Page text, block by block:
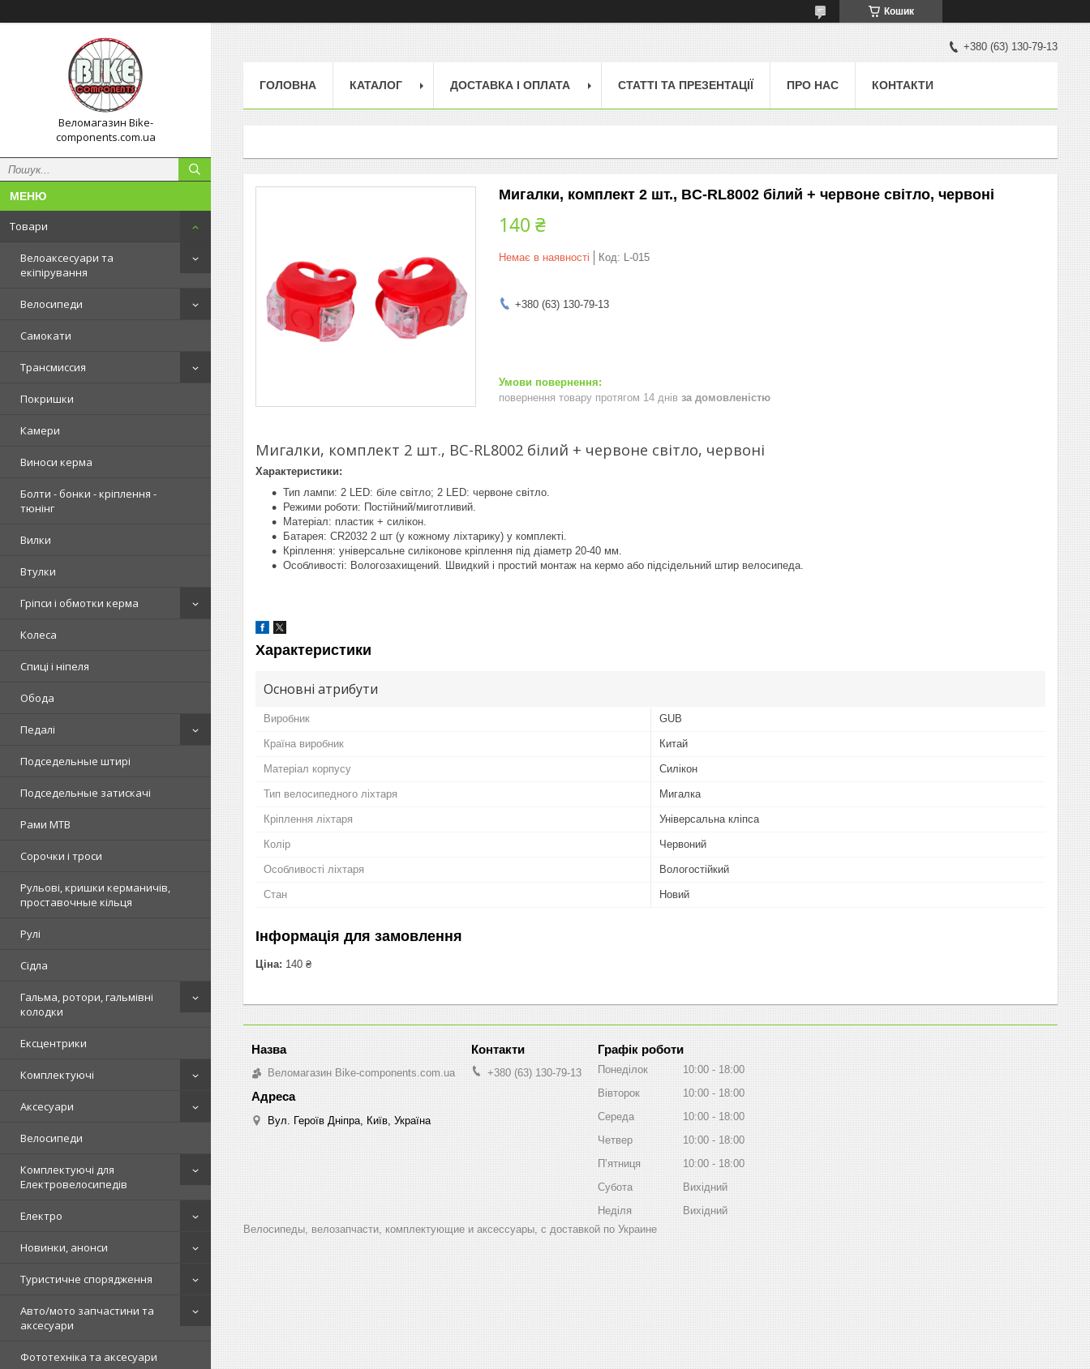
Кошик
Веломагазин Bike-
components.com.ua
Товари
Велоаксесуари та
екіпірування
Велосипеди
Самокати
Трансмиссия
Покришки
Камери
Виноси керма
Болти - бонки - кріплення -
тюнінг
Вилки
Втулки
Гріпси і обмотки керма
Колеса
Спиці і ніпеля
Обода
Педалі
Подседельные штирі
Подседельные затискачі
Рами MTB
Сорочки і троси
Рульові, кришки керманичів,
проставочные кільця
Рулі
Сідла
Гальма, ротори, гальмівні
колодки
Ексцентрики
Комплектуючі
Аксесуари
Велосипеди
Комплектуючі для
Електровелосипедів
Електро
Новинки, анонси
Туристичне спорядження
Авто/мото запчастини та
аксесуари
Фототехніка та аксесуари
+380 (63) 130-79-13
ГОЛОВНА КАТАЛОГ ДОСТАВКА І ОПЛАТА СТАТТІ ТА ПРЕЗЕНТАЦІЇ ПРО НАС КОНТАКТИ
Мигалки, комплект 2 шт., BC-RL8002 білий + червоне світло, червоні
140 ₴
Немає в наявності Код: L-015
+380 (63) 130-79-13
повернення товару протягом 14 днів за домовленістю
Мигалки, комплект 2 шт., BC-RL8002 білий + червоне світло, червоні
Характеристики:
Тип лампи: 2 LED: біле світло; 2 LED: червоне світло.
Режими роботи: Постійний/миготливий.
Матеріал: пластик + силікон.
Батарея: CR2032 2 шт (у кожному ліхтарику) у комплекті.
Кріплення: універсальне силіконове кріплення під діаметр 20-40 мм.
Особливості: Вологозахищений. Швидкий і простий монтаж на кермо або підсідельний штир велосипеда.
Характеристики
Основні атрибути
Виробник GUB
Країна виробник Китай
Матеріал корпусу Силікон
Тип велосипедного ліхтаря Мигалка
Кріплення ліхтаря Універсальна кліпса
Колір Червоний
Особливості ліхтаря Вологостійкий
Стан Новий
Інформація для замовлення
Ціна: 140 ₴
Веломагазин Bike-components.com.ua
Вул. Героїв Дніпра, Київ, Україна
+380 (63) 130-79-13
Графік роботи
Понеділок 10:00
18:00
Вівторок
10:00
18:00
Середа
10:00
18:00
Четвер
10:00
18:00
Пʼятниця
10:00
18:00
Субота
Вихідний
Неділя
Вихідний
Велосипеды, велозапчасти, комплектующие и аксессуары, с доставкой по Украине